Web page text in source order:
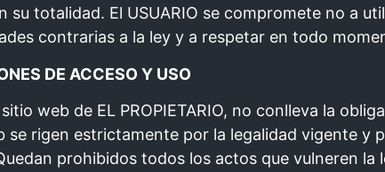
su totalidad. El USUARIO se compromete no a
contrarias a la ley y a respetar en todo
DE ACCESO Y USO
web de EL PROPIETARIO, no conlleva la
se rigen estrictamente por la legalidad vigente y
prohibidos todos los actos que vulneren